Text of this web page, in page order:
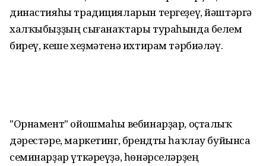
династияһы традицияларын тергеҙеү, йәштәргә
халҡыбыҙҙың сығанаҡтары тураһында белем
биреү, кеше хеҙмәтенә ихтирам тәрбиәләү.
"Орнамент" ойошмаһы вебинарҙар, оҫталыҡ
дәрестәре, маркетинг, брендты һаҡлау буйынса
семинарҙар үткәреүҙә, һөнәрселәрҙең